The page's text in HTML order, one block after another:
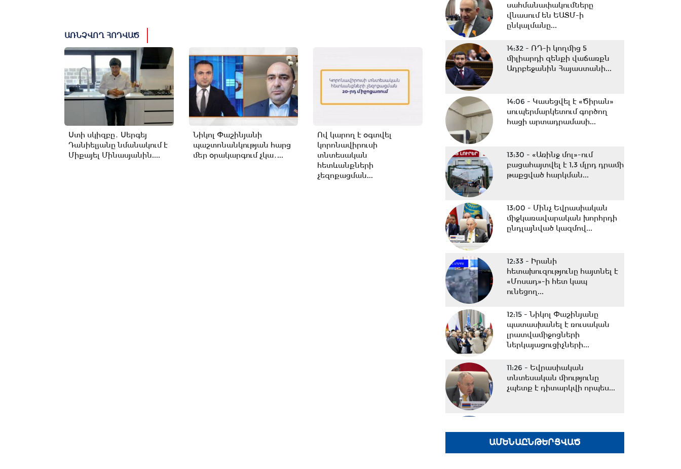
ԱՌՆՉՎՈՂ ՀՈԴՎԱԾ
Ստի սկիզբը․ Սերգեյ
Դանիելյանը նմանակում է
Միքայել Մինասյանին....
Նիկոլ Փաշինյանի
պաշտոնանկության հարց
մեր օրակարգում չկա․...
Ով կարող է օգտվել
կորոնավիրուսի
տնտեսական
հետևանքների
չեզոքացման...
սահմանափակումները
վնասում են ԵԱՏՄ-ի
ընկալմանը...
14:32 - ՌԴ-ի կողմից 5
միլիարդի զենքի վաճառքն
Ադրբեջանին Հայաստանի...
14:06 - Կասեցվել է «Ծիրան»
սուպերմարկետում գործող
հացի արտադրամասի...
13:30 - «Առինջ մոլ»-ում
բացահայտվել է 1,3 մլրդ դրամի
թաքցված հարկման...
13:00 - Մինչ Եվրասիական
միջկառավարական խորհրդի
ընդլայնված կազմով...
12:33 - Իրանի
հետախուզությունը հայտնել է
«Մոսադ»-ի հետ կապ
ունեցող...
12:15 -Նիկոլ Փաշինյանը
պատասխանել է ռուսական
լրատվամիջոցների
ներկայացուցիչների...
11:26 - Եվրասիական
տնտեսական միությունը
չպետք է դիտարկվի որպես...
հեծանվային զբոսանքով՝ Իսիկ
Կուլ լճի ափերին․...
ԱՄԵՆԱԸՆԹԵՐՑՎԱԾ